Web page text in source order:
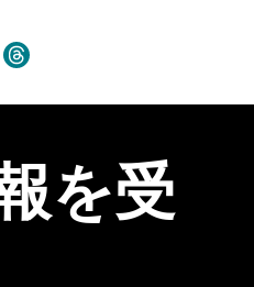
on LinkedIn
page on Bluesky
Share this page on Threads
を受